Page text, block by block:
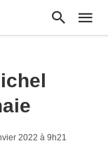
2022 à 9h21